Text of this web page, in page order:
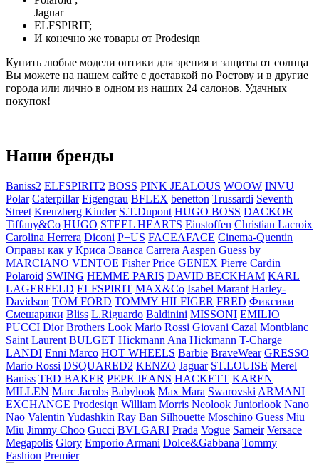
Jaguar
ELFSPIRIT;
И конечно же товары от Prodesiqn
Купить любые модели оптики для зрения и защиты от солнца
Вы можете на нашем сайте с доставкой по Ростову и в другие
города или лично в одном из наших 24 салонов. Удачных
покупок!
Наши бренды
Baniss2 ELFSPIRIT2 BOSS PINK JEALOUS WOOW INVU
Polar Caterpillar Eigengrau BFLEX benetton Trussardi Seventh
Street Kreuzberg Kinder S.T.Dupont HUGO BOSS DACKOR
Tiffany&Co HUGO STEEL HEARTS Einstoffen Christian Lacroix
Carolina Herrera Diconi P+US FACEAFACE Cinema-Quentin
Оправы как у Криса Эванса Carrera Aaspen Guess by
MARCIANO VENTOE Fisher Price GENEX Pierre Cardin
Polaroid SWING HEMME PARIS DAVID BECKHAM KARL
LAGERFELD ELFSPIRIT MAX&Co Isabel Marant Harley-
Davidson TOM FORD TOMMY HILFIGER FRED Фиксики
Смешарики Bliss L.Riguardo Baldinini MISSONI EMILIO
PUCCI Dior Brothers Look Mario Rossi Giovani Cazal Montblanc
Saint Laurent BULGET Hickmann Ana Hickmann T-Charge
LANDI Enni Marco HOT WHEELS Barbie BraveWear GRESSO
Mario Rossi DSQUARED2 KENZO Jaguar ST.LOUISE Merel
Baniss TED BAKER PEPE JEANS HACKETT KAREN
MILLEN Marc Jacobs Babylook Max Mara Swarovski ARMANI
EXCHANGE Prodesiqn William Morris Neolook Juniorlook Nano
Nao Valentin Yudashkin Ray Ban Silhouette Moschino Guess Miu
Miu Jimmy Choo Gucci BVLGARI Prada Vogue Sameir Versace
Megapolis Glory Emporio Armani Dolce&Gabbana Tommy
Fashion Premier